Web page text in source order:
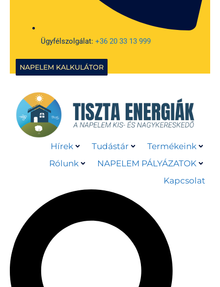
Ügyfélszolgálat:+36 20 33 13 999
NAPELEM KALKULÁTOR
Hírek Tudástár
Termékeink
Rólunk
NAPELEM PÁLYÁZATOK
Kapcsolat